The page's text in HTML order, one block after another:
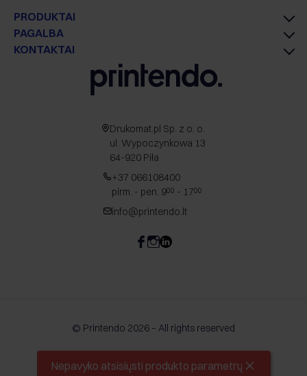
Nepavyko atsisiųsti produkto parametrų
PRODUKTAI
PAGALBA
KONTAKTAI
Drukomat.pl Sp. z o. o.
ul. Wypoczynkowa 13
64-920 Piła
+37 066108400
pirm. - pen. 900 - 1700
info@printendo.lt
© Printendo 2026 – All rights reserved